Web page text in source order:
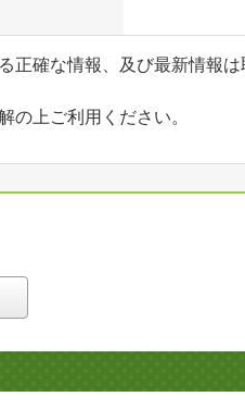
正確な情報、及び最新情報
の上ご利用ください。